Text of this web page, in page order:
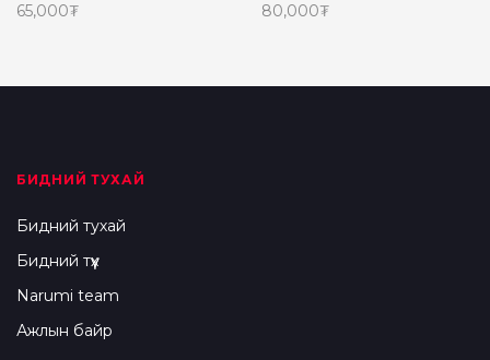
65,000₮
80,000₮
БИДНИЙ ТУХАЙ
Бидний тухай
Бидний түүх
Narumi team
Ажлын байр